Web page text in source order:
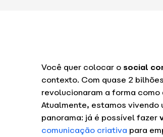
Você quer colocar o social
contexto. Com quase 2
revolucionaram a forma
Atualmente, estamos vivendo
panorama: já é possível fazer
comunicação criativapara